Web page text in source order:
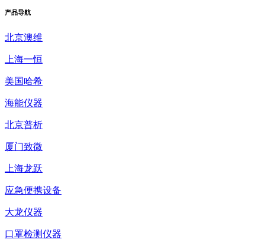
产品导航
北京澳维
上海一恒
美国哈希
海能仪器
北京普析
厦门致微
上海龙跃
应急便携设备
大龙仪器
口罩检测仪器